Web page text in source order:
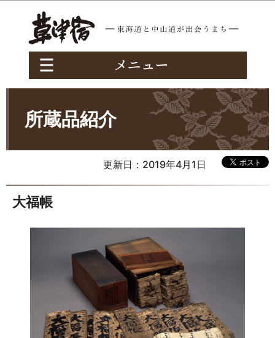
所蔵品紹介
更新日：2019年4月1日
大福帳